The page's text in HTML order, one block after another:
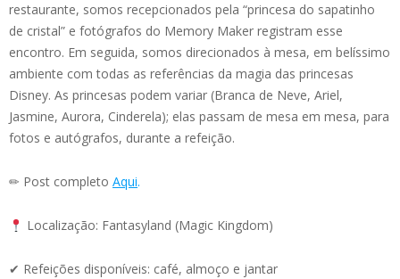
restaurante, somos recepcionados pela “princesa do sapatinho
de cristal” e fotógrafos do Memory Maker registram esse
encontro. Em seguida, somos direcionados à mesa, em belíssimo
ambiente com todas as referências da magia das princesas
Disney. As princesas podem variar (Branca de Neve, Ariel,
Jasmine, Aurora, Cinderela); elas passam de mesa em mesa, para
fotos e autógrafos, durante a refeição.
✏ Post completo Aqui.
Localização: Fantasyland (Magic Kingdom)
✔ Refeições disponíveis: café, almoço e jantar